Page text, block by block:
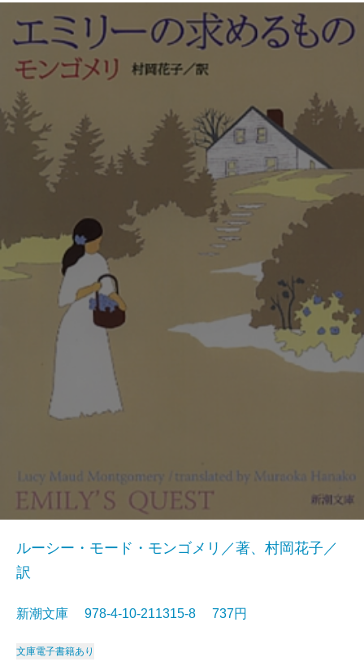
ルーシー・モード・モンゴメリ／著、村岡花子／
訳
新潮文庫 978-4-10-211315-8 737円
文庫電子書籍あり